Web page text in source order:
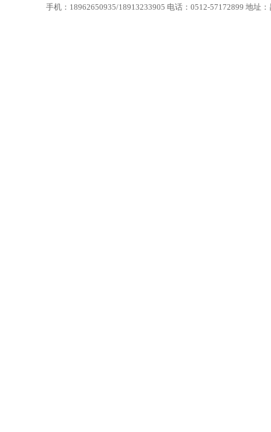
手机：18962650935/18913233905 电话：0512-57172899 地址